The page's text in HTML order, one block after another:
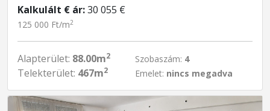
Kalkulált € ár:30 055 €
125 000 Ft/m2
Alapterület: 88.00m2
Telekterület: 467m2
Szobaszám: 4
Emelet: nincs megadva